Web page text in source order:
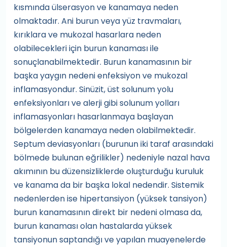
kısmında ülserasyon ve kanamaya neden
olmaktadır. Ani burun veya yüz travmaları,
kırıklara ve mukozal hasarlara neden
olabilecekleri için burun kanaması ile
sonuçlanabilmektedir. Burun kanamasının bir
başka yaygın nedeni enfeksiyon ve mukozal
inflamasyondur. Sinüzit, üst solunum yolu
enfeksiyonları ve alerji gibi solunum yolları
inflamasyonları hasarlanmaya başlayan
bölgelerden kanamaya neden olabilmektedir.
Septum deviasyonları (burunun iki taraf arasındaki
bölmede bulunan eğrilikler) nedeniyle nazal hava
akımının bu düzensizliklerde oluşturduğu kuruluk
ve kanama da bir başka lokal nedendir. Sistemik
nedenlerden ise hipertansiyon (yüksek tansiyon)
burun kanamasının direkt bir nedeni olmasa da,
burun kanaması olan hastalarda yüksek
tansiyonun saptandığı ve yapılan muayenelerde